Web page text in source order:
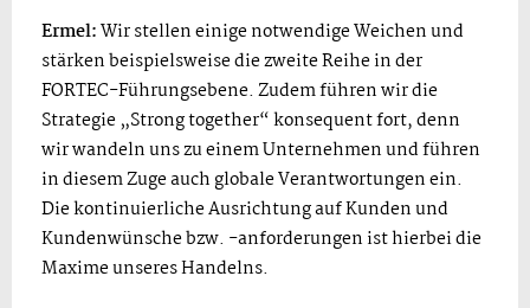
Ermel:Wir stellen einige notwendige Weichen und
stärken beispielsweise die zweite Reihe in der
FORTEC-Führungsebene. Zudem führen wir die
Strategie „Strong together“ konsequent fort, denn
wir wandeln uns zu einem Unternehmen und führen
in diesem Zuge auch globale Verantwortungen ein.
Die kontinuierliche Ausrichtung auf Kunden und
Kundenwünsche bzw. -anforderungen ist hierbei die
Maxime unseres Handelns.